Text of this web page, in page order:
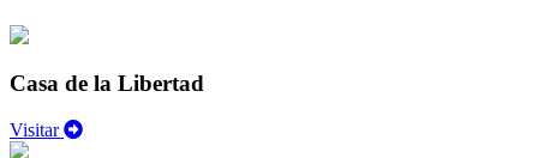
Casa de la Libertad
Visitar